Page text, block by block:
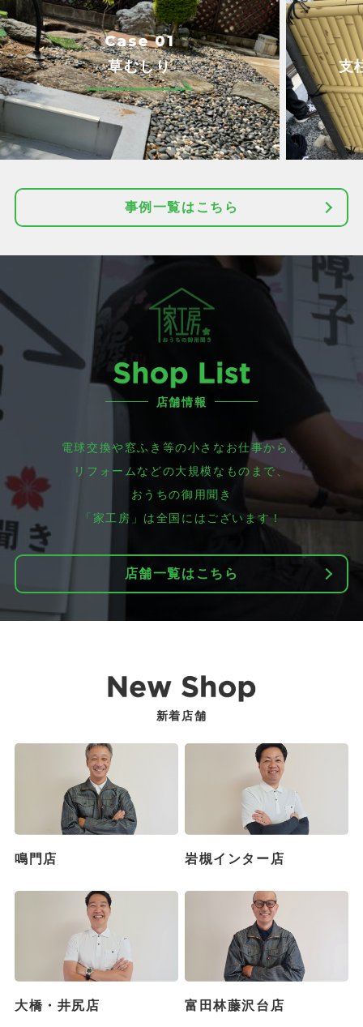
Case 01
草むしり 支
事例一覧はこちら
店舗情報
電球交換や窓ふき等の小さなお仕事から、
リフォームなどの大規模なものまで、
おうちの御用聞き
「家工房」は全国にはございます！
店舗一覧はこちら
新着店舗
鳴門店 岩槻インター店
大橋・井尻店 富田林藤沢台店